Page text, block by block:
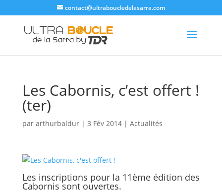
contact@ultraboucledelasarra.com
Les Cabornis, c’est offert !
(ter)
par arthurbaldur| 3 Fév 2014| Actualités
Les inscriptions pour la 11ème édition des
Cabornis sont ouvertes.